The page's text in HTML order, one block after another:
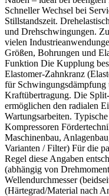
Schneller Wechsel bei
Stillstandszeit.
und Drehschwingungen.
vielen
Größen, Bohrungen und
Funktion Die Kupplung
Elastomer-Zahnkranz
für Schwingungsdämpfung
Kraftübertragung. Die
ermöglichen den radialen
Wartungsarbeiten.
Kompressoren
Maschinenbau,
Varianten / Filter) Für die
Regel diese Angaben
(abhängig von
Wellendurchmesser
(Härtegrad/Material nach